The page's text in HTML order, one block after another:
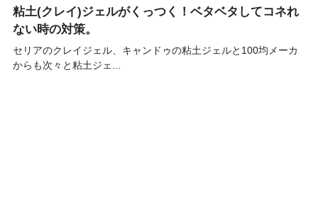
粘土(クレイ)ジェルがくっつく！ベタベタしてコネれ
ない時の対策。
セリアのクレイジェル、キャンドゥの粘土ジェルと100均メーカ
からも次々と粘土ジェ...